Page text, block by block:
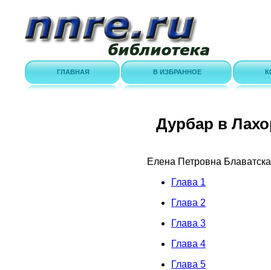
ГЛАВНАЯ В ИЗБРАННОЕ
Дурбар в
Елена Петровна
Глава 1
Глава 2
Глава 3
Глава 4
Глава 5